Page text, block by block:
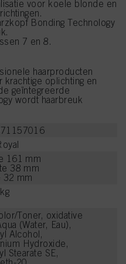
voor koele blonde en
Bonding Technology
7 en 8.
haarproducten
krachtige oplichting en
geïntegreerde
wordt haarbreuk
161 mm
38 mm
32 mm
Toner, oxidative
(Water, Eau),
Alcohol,
Hydroxide,
Stearate SE,